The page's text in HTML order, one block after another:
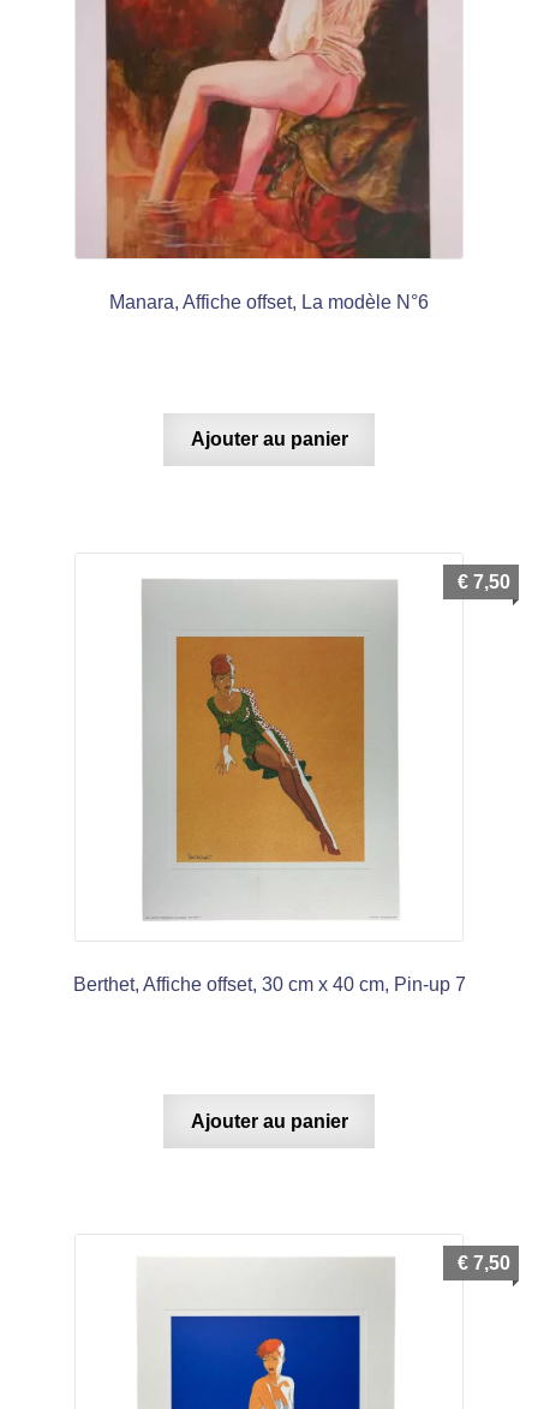
Manara, Affiche offset, La modèle N°6
Ajouter au panier
Berthet, Affiche offset, 30 cm x 40 cm, Pin-up 7
€ 7,50
Ajouter au panier
€ 7,50